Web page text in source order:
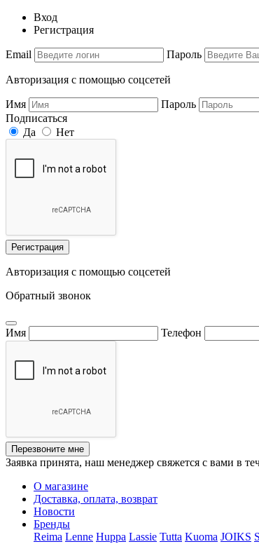
Вход
Регистрация
Email Пароль
Авторизация с помощью соцсетей
Имя Пароль
Подписаться
Да
Нет
Регистрация
Авторизация с помощью соцсетей
Обратный звонок
Имя Телефон
Перезвоните мне
Заявка принята, наш менеджер свяжется с вами в
О магазине
Доставка, оплата, возврат
Новости
Бренды
Reima Lenne Huppa Lassie Tutta Kuoma JOIKS